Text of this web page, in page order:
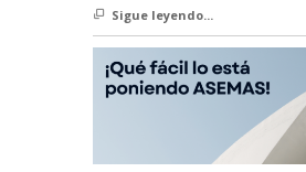
Sigue leyendo...